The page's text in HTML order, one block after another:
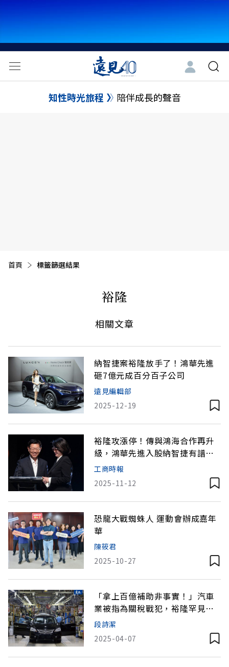
知性時光旅程 陪伴成長的聲音
首頁 目前頁面：
標籤篩選結果
裕隆
相關文章
納智捷案裕隆放手了！鴻華先進
砸7億元成百分百子公司
遠見編輯部
2025-12-19
裕隆攻漲停！傳與鴻海合作再升
級，鴻華先進入股納智捷有譜？
市場這樣解讀
工商時報
2025-11-12
恐龍大戰蜘蛛人 運動會辦成嘉年
華
陳筱君
2025-10-27
「拿上百億補助非事實！」汽車
業被指為關稅戰犯，裕隆罕見發
聲明
段詩潔
2025-04-07